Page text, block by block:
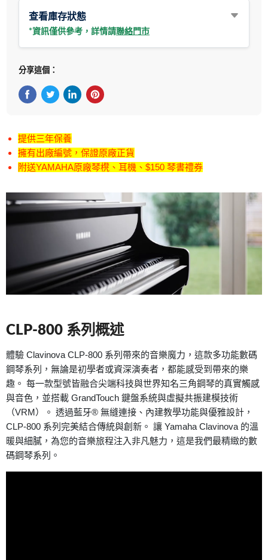
查看庫存狀態
*資訊僅供參考，詳情請聯絡門市
分享這個：
提供三年保養
擁有出廠編號，保證原廠正貨
附送YAMAHA原廠琴櫈、耳機、$150 琴書禮券
CLP-800 系列概述
體驗 Clavinova CLP-800 系列帶來的音樂魔力，這款多功能數碼
鋼琴系列，無論是初學者或資深演奏者，都能感受到帶來的樂
趣。 每一款型號皆融合尖端科技與世界知名三角鋼琴的真實觸感
與音色，並搭載 GrandTouch 鍵盤系統與虛擬共振建模技術
（VRM）。 透過藍牙® 無縫連接、內建教學功能與優雅設計，
CLP-800 系列完美結合傳統與創新。 讓 Yamaha Clavinova 的溫
暖與細膩，為您的音樂旅程注入非凡魅力，這是我們最精緻的數
碼鋼琴系列。